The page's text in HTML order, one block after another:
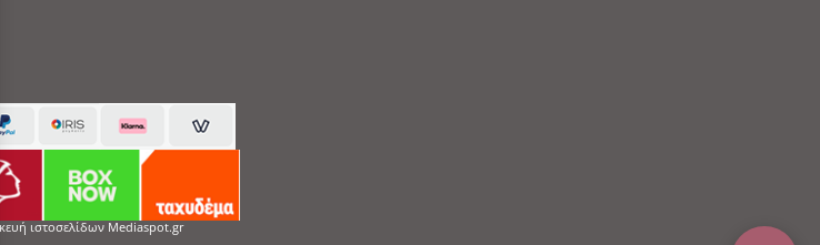
ιστοσελίδων Mediaspot.gr